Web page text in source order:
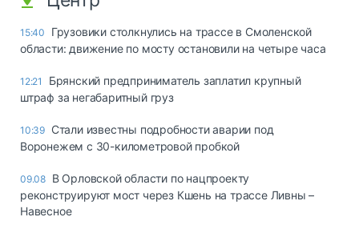
15:40
Грузовики столкнулись на трассе в Смоленской
области: движение по мосту остановили на четыре часа
12:21
Брянский предприниматель заплатил крупный
штраф за негабаритный груз
10:39 Стали известны подробности аварии под
Воронежем с 30-километровой пробкой
09.08 В Орловской области по нацпроекту
реконструируют мост через Кшень на трассе Ливны –
Навесное